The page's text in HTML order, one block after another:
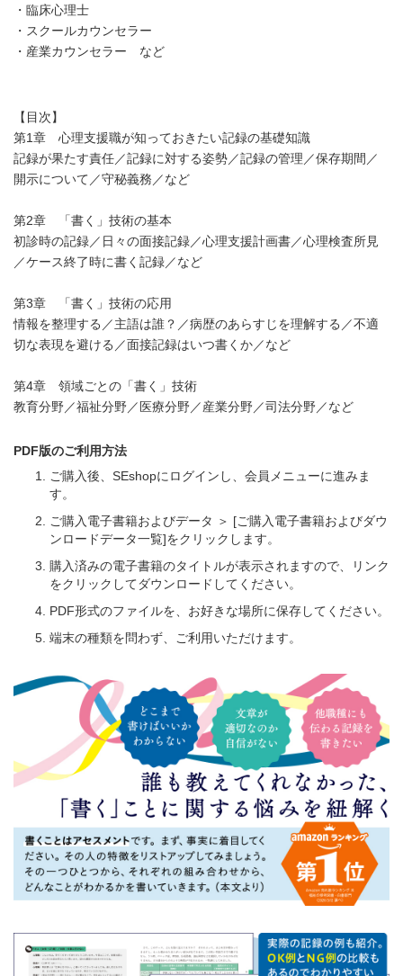
・臨床心理士
・スクールカウンセラー
・産業カウンセラー など
【目次】
第1章 心理支援職が知っておきたい記録の基礎知識
記録が果たす責任／記録に対する姿勢／記録の管理／保存期間／
開示について／守秘義務／など
第2章 「書く」技術の基本
初診時の記録／日々の面接記録／心理支援計画書／心理検査所見
／ケース終了時に書く記録／など
第3章 「書く」技術の応用
情報を整理する／主語は誰？／病歴のあらすじを理解する／不適
切な表現を避ける／面接記録はいつ書くか／など
第4章 領域ごとの「書く」技術
教育分野／福祉分野／医療分野／産業分野／司法分野／など
PDF版のご利用方法
ご購入後、SEshopにログインし、会員メニューに進みま
す。
ご購入電子書籍およびデータ ＞ [ご購入電子書籍およびダウ
ンロードデータ一覧]をクリックします。
購入済みの電子書籍のタイトルが表示されますので、リンク
をクリックしてダウンロードしてください。
PDF形式のファイルを、お好きな場所に保存してください。
端末の種類を問わず、ご利用いただけます。